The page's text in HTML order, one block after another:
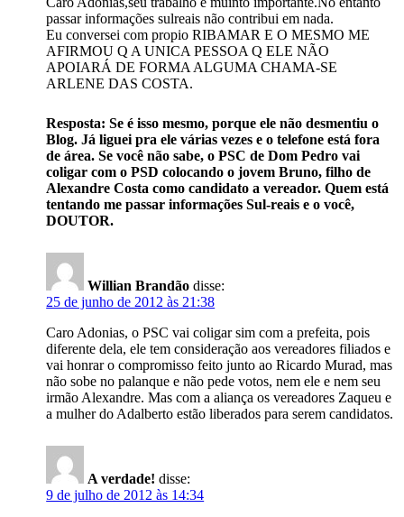
passar informações sulreais não contribui em nada.
Eu conversei com propio RIBAMAR E O MESMO ME
AFIRMOU Q A UNICA PESSOA Q ELE NÃO
APOIARÁ DE FORMA ALGUMA CHAMA-SE
ARLENE DAS COSTA.
Resposta: Se é isso mesmo, porque ele não desmentiu o
Blog. Já liguei pra ele várias vezes e o telefone está fora
de área. Se você não sabe, o PSC de Dom Pedro vai
coligar com o PSD colocando o jovem Bruno, filho de
Alexandre Costa como candidato a vereador. Quem está
tentando me passar informações Sul-reais e o você,
DOUTOR.
Willian Brandão disse:
25 de junho de 2012 às 21:38
Caro Adonias, o PSC vai coligar sim com a prefeita, pois
diferente dela, ele tem consideração aos vereadores filiados e
vai honrar o compromisso feito junto ao Ricardo Murad, mas
não sobe no palanque e não pede votos, nem ele e nem seu
irmão Alexandre. Mas com a aliança os vereadores Zaqueu e
a mulher do Adalberto estão liberados para serem candidatos.
A verdade! disse:
9 de julho de 2012 às 14:34